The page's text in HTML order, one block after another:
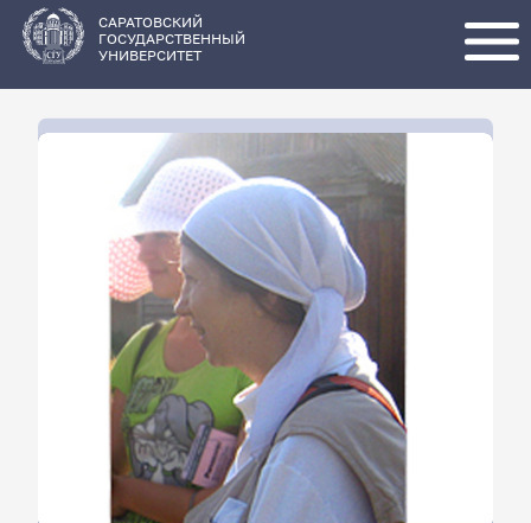
основному
содержанию
САРАТОВСКИЙ
ГОСУДАРСТВЕННЫЙ
УНИВЕРСИТЕТ